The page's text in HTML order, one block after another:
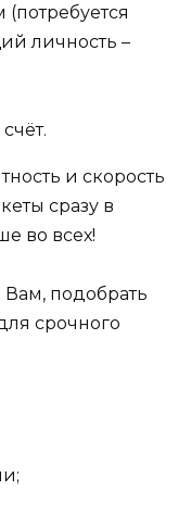
(потребуется
личность –
и скорость
сразу в
во всех!
подобрать
срочного